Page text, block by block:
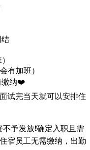
结
有加班）
缴纳❤️
试完当天就可以安排住
予发放❗确定入职且需
宿员工无需缴纳，出勤